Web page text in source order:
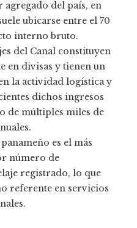
del país, en
ubicarse entre el 70
interno bruto.
del Canal constituyen
en divisas y tienen un
la actividad logística y
dichos ingresos
de múltiples miles de
es el más
número de
registrado, lo que
referente en servicios